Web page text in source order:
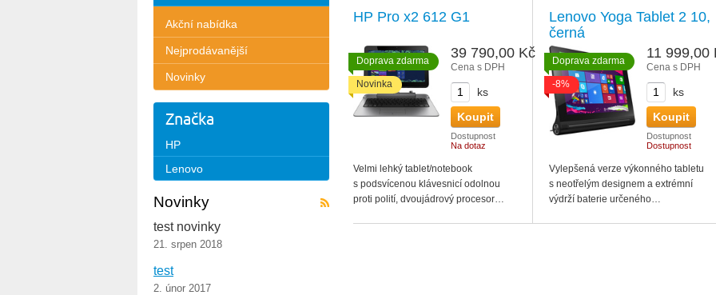
HP Pro x2 612 G1
39 790,00 Kč
Cena s DPH
ks
Dostupnost
Na dotaz
Velmi lehký tablet/notebook
s podsvícenou klávesnicí odolnou
proti polití, dvoujádrový procesor…
Doprava zdarma
Novinka
Lenovo Yoga Tablet 2 10,
černá
11 999,00
Cena s DPH
ks
Dostupnost
Dostupnost
Vylepšená verze výkonného tabletu
s neotřelým designem a extrémní
výdrží baterie určeného…
Doprava zdarma
-8%
Akční nabídka
Nejprodávanější
Novinky
Značka
HP
Lenovo
Novinky
test novinky
21. srpen 2018
test
2. únor 2017